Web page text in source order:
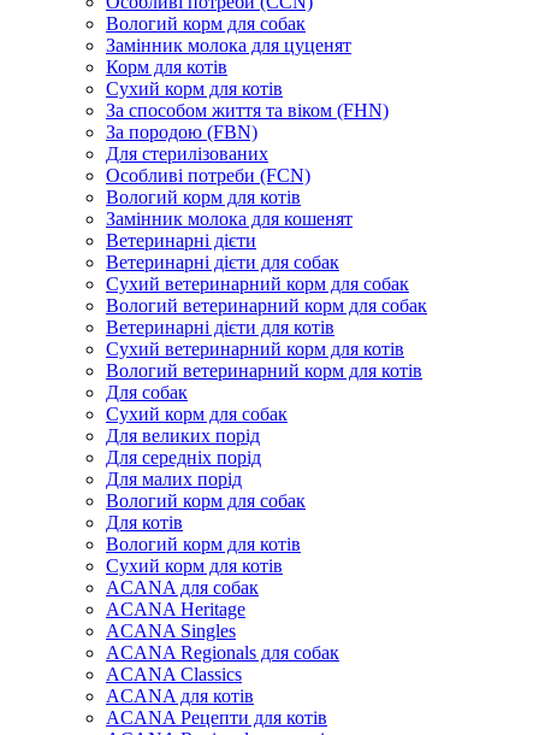
Вологий корм для собак
Замінник молока для цуценят
Корм для котів
Сухий корм для котів
За способом життя та віком (FHN)
За породою (FBN)
Для стерилізованих
Особливі потреби (FCN)
Вологий корм для котів
Замінник молока для кошенят
Ветеринарні дієти
Ветеринарні дієти для собак
Сухий ветеринарний корм для собак
Вологий ветеринарний корм для собак
Ветеринарні дієти для котів
Сухий ветеринарний корм для котів
Вологий ветеринарний корм для котів
Для собак
Сухий корм для собак
Для великих порід
Для середніх порід
Для малих порід
Вологий корм для собак
Для котів
Вологий корм для котів
Сухий корм для котів
ACANA для собак
ACANA Heritage
ACANA Singles
ACANA Regionals для собак
ACANA Classics
ACANA для котів
ACANA Рецепти для котів